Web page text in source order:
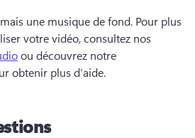
une musique de fond. Pour plus
votre vidéo, consultez nos
ou découvrez notre
in a new tab)
obtenir plus d’aide.